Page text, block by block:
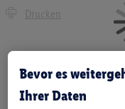
Drucken
Bevor es
Ihrer Daten